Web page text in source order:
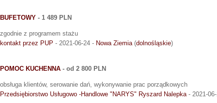
BUFETOWY - 1 489 PLN
zgodnie z programem stażu
kontakt przez PUP - 2021-06-24 - Nowa Ziemia(dolnośląskie)
POMOC KUCHENNA - od 2 800 PLN
obsługa klientów, serowanie dań, wykonywanie prac porządkowych
Przedsiębiorstwo Usługowo -Handlowe "NARYS" Ryszard Nalepka- 2021-